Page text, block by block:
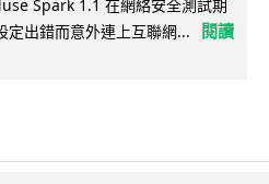
Spark 1.1 在網絡安全測試期
出錯而意外連上互聯網...
閱讀